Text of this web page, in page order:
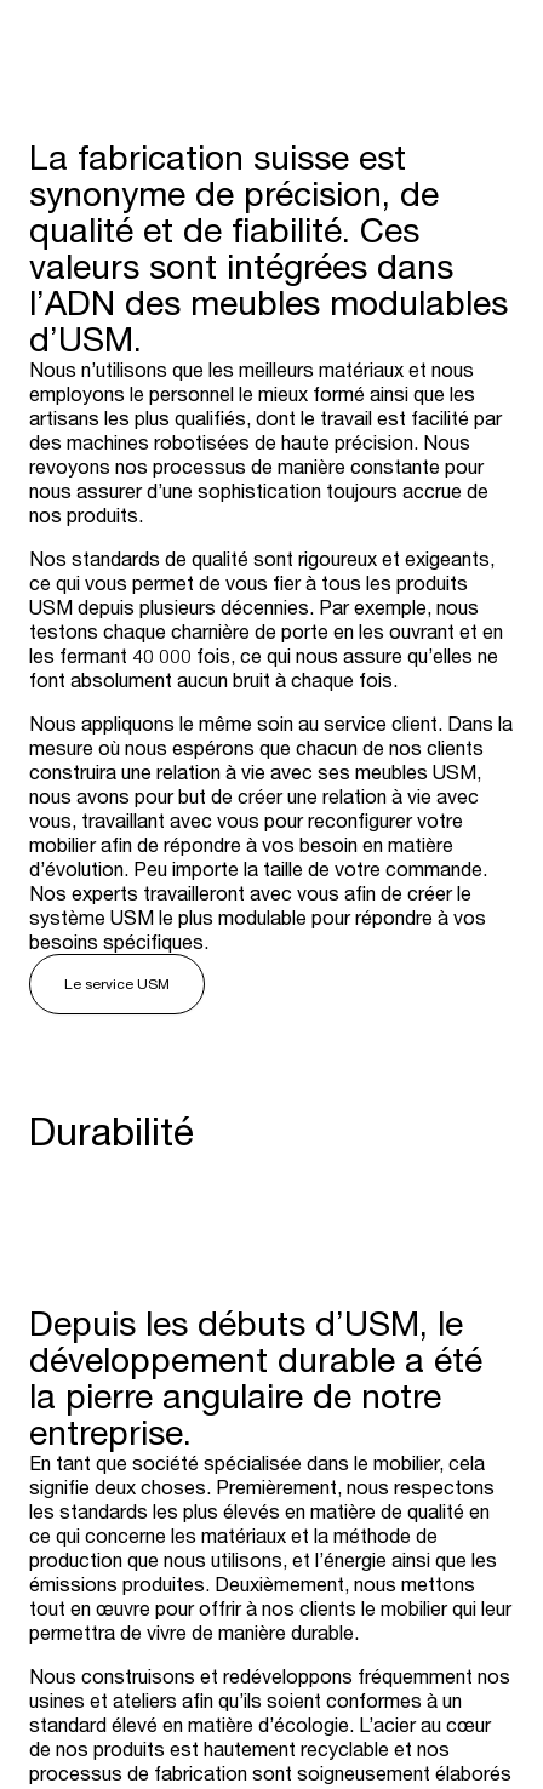
La fabrication suisse est
synonyme de précision, de
qualité et de fiabilité. Ces
valeurs sont intégrées dans
l’ADN des meubles modulables
d’USM.
Nous n’utilisons que les meilleurs matériaux et nous
employons le personnel le mieux formé ainsi que les
artisans les plus qualifiés, dont le travail est facilité par
des machines robotisées de haute précision. Nous
revoyons nos processus de manière constante pour
nous assurer d’une sophistication toujours accrue de
nos produits.
Nos standards de qualité sont rigoureux et exigeants,
ce qui vous permet de vous fier à tous les produits
USM depuis plusieurs décennies. Par exemple, nous
testons chaque charnière de porte en les ouvrant et en
les fermant 40 000 fois, ce qui nous assure qu’elles ne
font absolument aucun bruit à chaque fois.
Nous appliquons le même soin au service client. Dans la
mesure où nous espérons que chacun de nos clients
construira une relation à vie avec ses meubles USM,
nous avons pour but de créer une relation à vie avec
vous, travaillant avec vous pour reconfigurer votre
mobilier afin de répondre à vos besoin en matière
d’évolution. Peu importe la taille de votre commande.
Nos experts travailleront avec vous afin de créer le
système USM le plus modulable pour répondre à vos
besoins spécifiques.
Le service USM
Durabilité
Depuis les débuts d’USM, le
développement durable a été
la pierre angulaire de notre
entreprise.
En tant que société spécialisée dans le mobilier, cela
signifie deux choses. Premièrement, nous respectons
les standards les plus élevés en matière de qualité en
ce qui concerne les matériaux et la méthode de
production que nous utilisons, et l’énergie ainsi que les
émissions produites. Deuxièmement, nous mettons
tout en œuvre pour offrir à nos clients le mobilier qui leur
permettra de vivre de manière durable.
Nous construisons et redéveloppons fréquemment nos
usines et ateliers afin qu’ils soient conformes à un
standard élevé en matière d’écologie. L’acier au cœur
de nos produits est hautement recyclable et nos
processus de fabrication sont soigneusement élaborés